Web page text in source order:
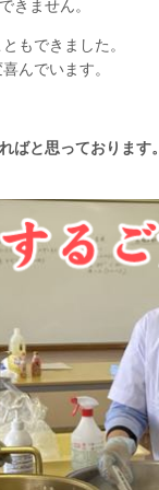
きません。
もできました。
んでいます。
ばと思っております